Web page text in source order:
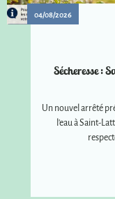
04/08/2026
Sécheresse :
Un nouvel arrêté
l'eau à Saint-